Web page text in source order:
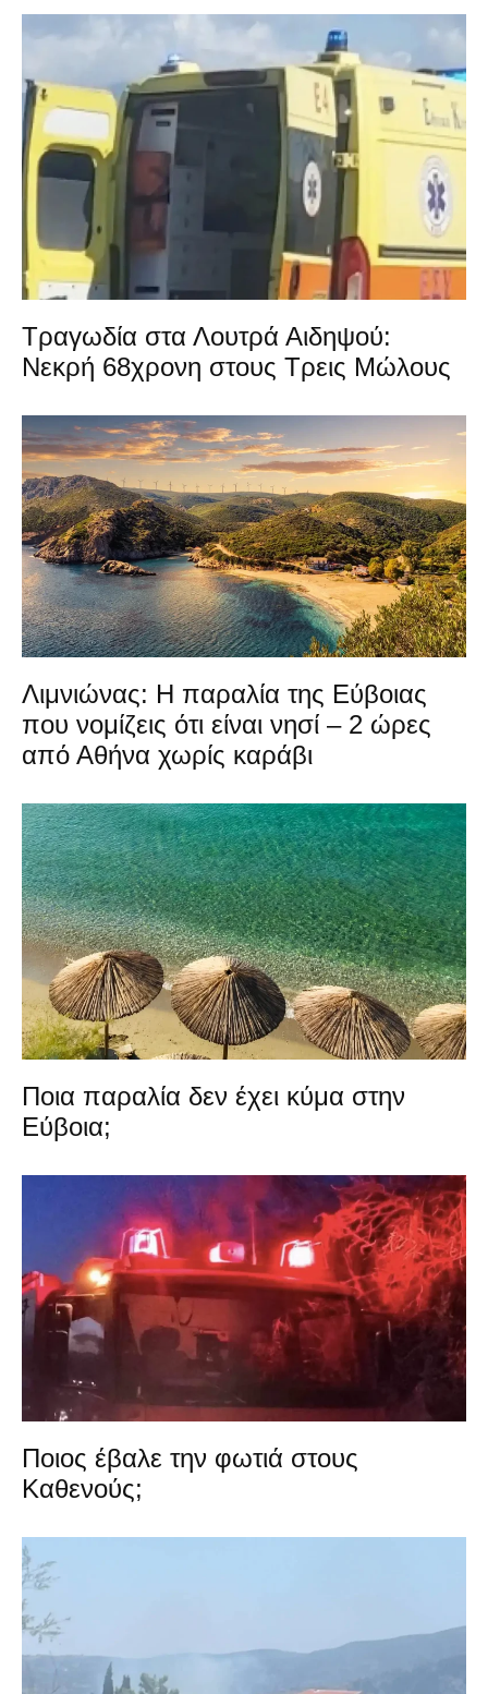
Τραγωδία στα Λουτρά Αιδηψού:
Νεκρή 68χρονη στους Τρεις Μώλους
Λιμνιώνας: Η παραλία της Εύβοιας
που νομίζεις ότι είναι νησί – 2 ώρες
από Αθήνα χωρίς καράβι
Ποια παραλία δεν έχει κύμα στην
Εύβοια;
Ποιος έβαλε την φωτιά στους
Καθενούς;